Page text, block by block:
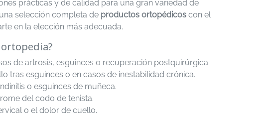
prácticas y de calidad para una gran variedad de
selección completa de productos ortopédicos con el
en la elección más adecuada.
de artrosis, esguinces o recuperación postquirúrgica.
tras esguinces o en casos de inestabilidad crónica.
o esguinces de muñeca.
del codo de tenista.
o el dolor de cuello.